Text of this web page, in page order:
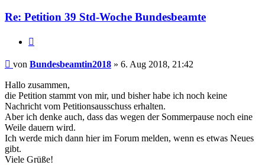
Re: Petition 39 Std-Woche Bundesbeamte
Beitrag
von Bundesbeamtin2018 » 6. Aug 2018, 21:42
Hallo zusammen,
die Petition stammt von mir, und bisher habe ich noch keine
Nachricht vom Petitionsausschuss erhalten.
Aber ich denke auch, dass das wegen der Sommerpause noch eine
Weile dauern wird.
Ich werde mich dann hier im Forum melden, wenn es etwas Neues
gibt.
Viele Grüße!